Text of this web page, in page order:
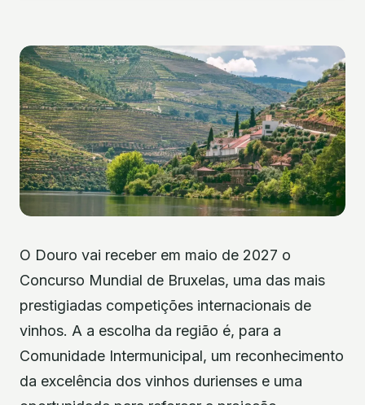
O Douro vai receber em maio de 2027 o
Concurso Mundial de Bruxelas, uma das mais
prestigiadas competições internacionais de
vinhos. A a escolha da região é, para a
Comunidade Intermunicipal, um reconhecimento
da excelência dos vinhos durienses e uma